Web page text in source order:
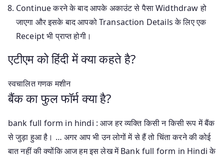
Continue करने के बाद आपके अकाउंट से पैसा Widthdraw हो
जाएगा और इसके बाद आपको Transaction Details के लिए एक
Receipt भी प्राप्त होगी।
एटीएम को हिंदी में क्या कहते है?
स्वचालित गणक मशीन
बैंक का फुल फॉर्म क्या है?
bank full form in hindi : आज हर व्यक्ति किसी न किसी रूप में बैंक
से जुड़ा हुआ है। … अगर आप भी उन लोगों में से हैं तो चिंता करने की कोई
बात नहीं की क्योंकि आज हम इस लेख में Bank full form in Hindi के